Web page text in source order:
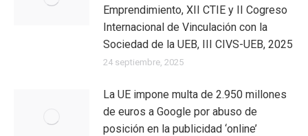
Emprendimiento, XII CTIE y II Cogreso
Internacional de Vinculación con la
Sociedad de la UEB, III CIVS-UEB, 2025
24 septiembre, 2025
La UE impone multa de 2.950 millones
de euros a Google por abuso de
posición en la publicidad ‘online’